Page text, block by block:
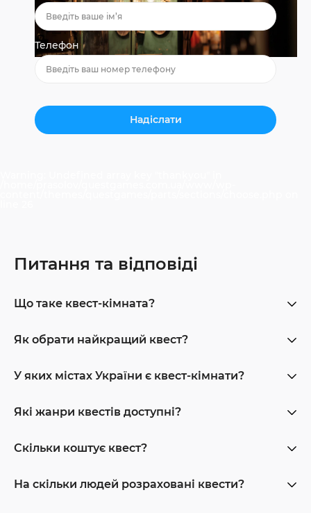
Телефон
Питання та відповіді
Що таке квест-кімната?
Як обрати найкращий квест?
У яких містах України є квест-кімнати?
Які жанри квестів доступні?
Скільки коштує квест?
На скільки людей розраховані квести?